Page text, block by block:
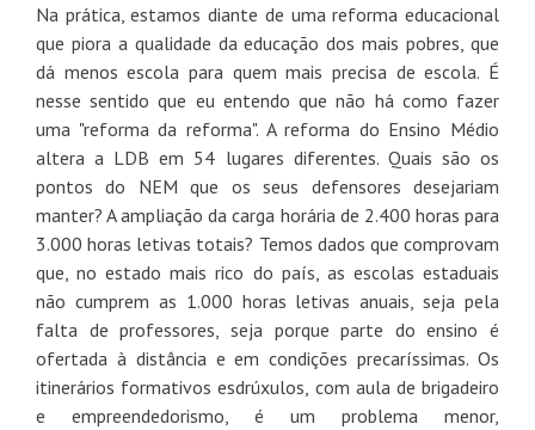
Na prática, estamos diante de uma reforma educacional
que piora a qualidade da educação dos mais pobres, que
dá menos escola para quem mais precisa de escola. É
nesse sentido que eu entendo que não há como fazer
uma "reforma da reforma". A reforma do Ensino Médio
altera a LDB em 54 lugares diferentes. Quais são os
pontos do NEM que os seus defensores desejariam
manter? A ampliação da carga horária de 2.400 horas para
3.000 horas letivas totais? Temos dados que comprovam
que, no estado mais rico do país, as escolas estaduais
não cumprem as 1.000 horas letivas anuais, seja pela
falta de professores, seja porque parte do ensino é
ofertada à distância e em condições precaríssimas. Os
itinerários formativos esdrúxulos, com aula de brigadeiro
e empreendedorismo, é um problema menor,